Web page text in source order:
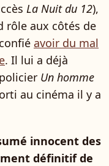
La Nuit du 12),
rôle aux côtés de
avoir du mal
. Il lui a déjà
Un homme
au cinéma il y a
innocent des
définitif de